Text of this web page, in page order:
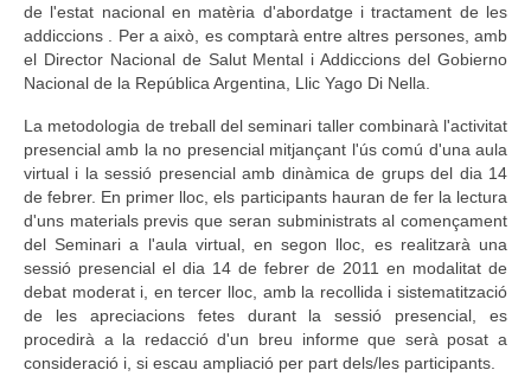
de l'estat nacional en matèria d'abordatge i tractament de les
addiccions . Per a això, es comptarà entre altres persones, amb
el Director Nacional de Salut Mental i Addiccions del Gobierno
Nacional de la República Argentina, Llic Yago Di Nella.
La metodologia de treball del seminari taller combinarà l'activitat
presencial amb la no presencial mitjançant l'ús comú d'una aula
virtual i la sessió presencial amb dinàmica de grups del dia 14
de febrer. En primer lloc, els participants hauran de fer la lectura
d'uns materials previs que seran subministrats al començament
del Seminari a l'aula virtual, en segon lloc, es realitzarà una
sessió presencial el dia 14 de febrer de 2011 en modalitat de
debat moderat i, en tercer lloc, amb la recollida i sistematització
de les apreciacions fetes durant la sessió presencial, es
procedirà a la redacció d'un breu informe que serà posat a
consideració i, si escau ampliació per part dels/les participants.